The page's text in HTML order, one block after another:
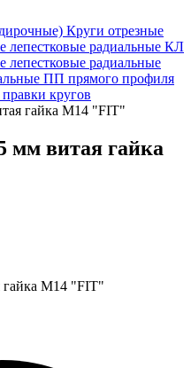
Круги отрезные
лепестковые радиальные КЛ
радиальные
ПП прямого профиля
кругов
гайка М14 "FIT"
мм витая гайка